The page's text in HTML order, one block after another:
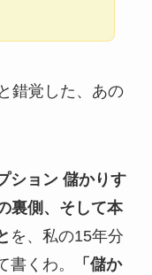
錯覚した、あの
ション 儲かりす
裏側、そして本
を、私の15年分
くわ。
「儲か